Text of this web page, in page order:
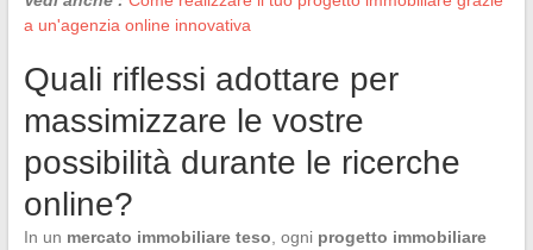
a un'agenzia online innovativa
Quali riflessi adottare per
massimizzare le vostre
possibilità durante le ricerche
online?
In un mercato immobiliare teso , ogni progetto immobiliare